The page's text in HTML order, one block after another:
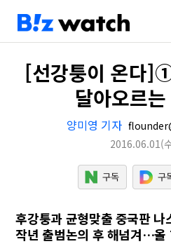
[선강퉁이 온다
달아오르
양미영 기자
2016.06.01(
후강퉁과 균형맞출 중국판
작년 출범논의 후 해넘겨…